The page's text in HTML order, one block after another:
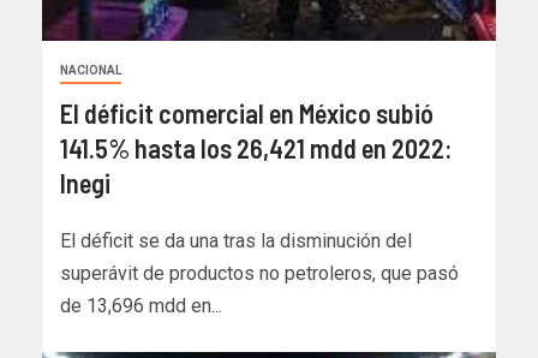
NACIONAL
El déficit comercial en México subió
141.5% hasta los 26,421 mdd en 2022:
Inegi
El déficit se da una tras la disminución del
superávit de productos no petroleros, que pasó
de 13,696 mdd en...